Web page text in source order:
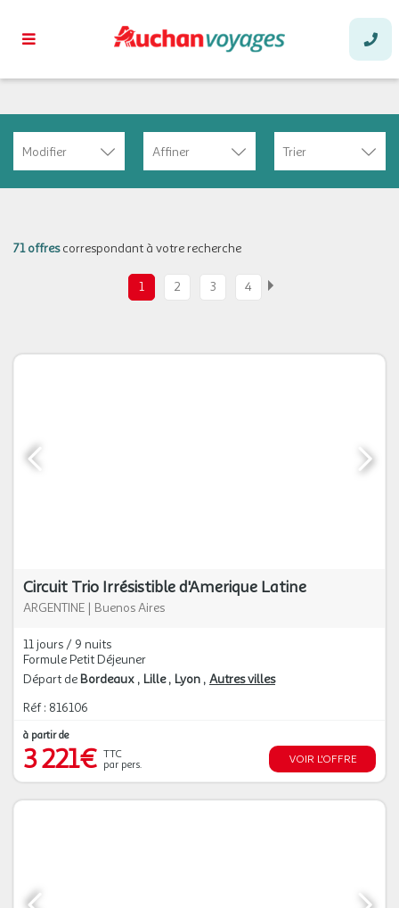
Modifier Affiner Trier
71 offrescorrespondant à votre recherche
1 2 3 4
Circuit Trio Irrésistible d'Amerique Latine
ARGENTINE | Buenos Aires
11 jours / 9 nuits
Formule Petit Déjeuner
Départ de Bordeaux Lille Lyon Autres villes
Réf : 816106
à partir de
3 221€ TTC
par pers.
VOIR L'OFFRE